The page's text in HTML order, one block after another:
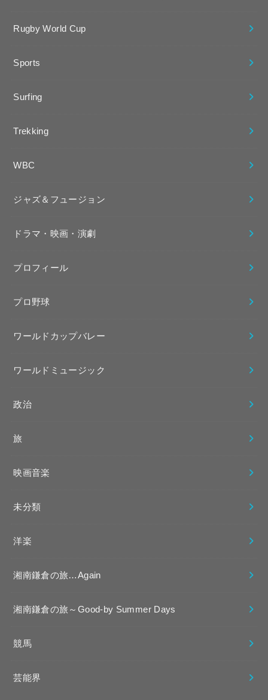
Rugby World Cup
Sports
Surfing
Trekking
WBC
ジャズ＆フュージョン
ドラマ・映画・演劇
プロフィール
プロ野球
ワールドカップバレー
ワールドミュージック
政治
旅
映画音楽
未分類
洋楽
湘南鎌倉の旅…Again
湘南鎌倉の旅～Good-by Summer Days
競馬
芸能界